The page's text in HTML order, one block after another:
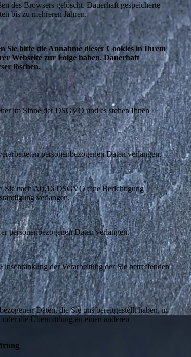
des Browsers gelöscht. Dauerhaft gespeicherte
bis zu mehreren Jahren.
Sie bitte die Annahme dieser Cookies in Ihrem
Webseite zur Folge haben. Dauerhaft
löschen.
im Sinne der DSGVO und es stehen Ihnen
personenbezogenen Daten verlangen.
Sie nach Art.16 DSGVO eine Berichtigung
verlangen.
personenbezogenen Daten verlangen.
der Verarbeitung der Sie betreffenden
Daten, die Sie uns bereitgestellt haben, in
die Übermittlung an einen anderen